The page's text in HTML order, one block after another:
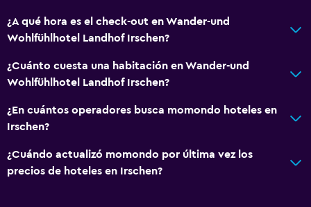
¿A qué hora es el check-out en Wander-und
Wohlfühlhotel Landhof Irschen?
¿Cuánto cuesta una habitación en Wander-und
Wohlfühlhotel Landhof Irschen?
¿En cuántos operadores busca momondo hoteles en
Irschen?
¿Cuándo actualizó momondo por última vez los
precios de hoteles en Irschen?